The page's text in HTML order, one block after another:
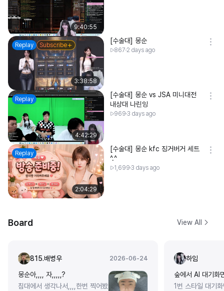
9:40:55
Replay Subscribe
3:38:58
[수술대] 몽순
867 2 days ago
Replay
4:42:29
[수술대] 몽순 vs JSA 미니대전
내상대 나린잉
969 3 days ago
Replay
2:04:29
[수술대] 몽순 kfc 징거버거 세트
^.^
1,699 3 days ago
Board View All
815.배병우 2026-06-24
몽순아,,,, 자,,,,,?
침대에서 생각나서,,,,한번 찍어봤
하임
숲에서 AI 대기화
1번 스타일 대기